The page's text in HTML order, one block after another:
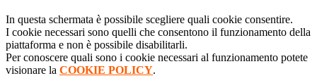
In questa schermata è possibile scegliere quali cookie consentire.
I cookie necessari sono quelli che consentono il funzionamento della
piattaforma e non è possibile disabilitarli.
Per conoscere quali sono i cookie necessari al funzionamento potete
visionare la COOKIE POLICY.